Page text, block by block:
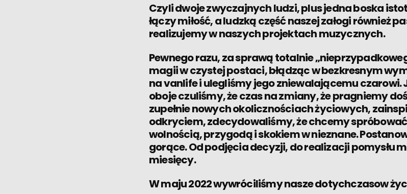
Czyli dwoje zwyczajnych ludzi, plus jedna boska
łączy miłość, a ludzką część naszej załogi również
realizujemy w naszych projektach muzycznych.
Pewnego razu, za sprawą totalnie
magii w czystej postaci, błądząc w bezkresnym
na vanlife i ulegliśmy jego zniewalającemu czarowi.
oboje czuliśmy, że czas na zmiany, że pragniemy
zupełnie nowych okolicznościach życiowych,
odkryciem, zdecydowaliśmy, że chcemy
wolnością, przygodą i skokiem w nieznane.
gorące. Od podjęcia decyzji, do realizacji pomysłu
miesięcy.
W maju 2022 wywróciliśmy nasze dotychczasow